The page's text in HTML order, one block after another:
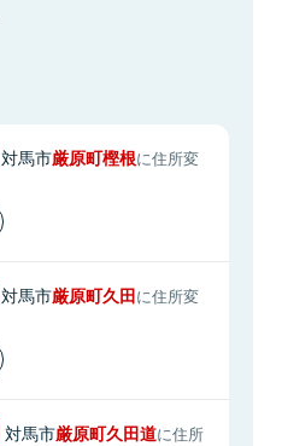
対馬市厳原町樫根に住所変
対馬市厳原町久田に住所変
対馬市厳原町久田道に住所